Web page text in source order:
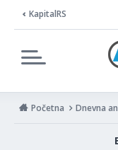
KapitalRS
Početna Dnevna